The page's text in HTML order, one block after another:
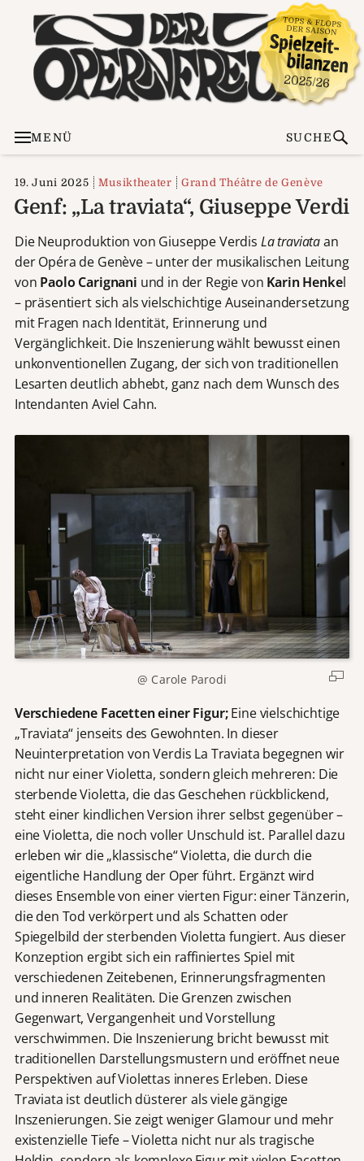
MENÜ SUCHE
19. Juni 2025 Musiktheater Grand Théâtre de Genève
Genf: „La traviata“, Giuseppe Verdi
Die Neuproduktion von Giuseppe Verdis La traviataan
der Opéra de Genève – unter der musikalischen Leitung
von Paolo Carignani und in der Regie von Karin Henkel
– präsentiert sich als vielschichtige Auseinandersetzung
mit Fragen nach Identität, Erinnerung und
Vergänglichkeit. Die Inszenierung wählt bewusst einen
unkonventionellen Zugang, der sich von traditionellen
Lesarten deutlich abhebt, ganz nach dem Wunsch des
Intendanten Aviel Cahn.
@ Carole Parodi
Verschiedene Facetten einer Figur;Eine vielschichtige
„Traviata“ jenseits des Gewohnten. In dieser
Neuinterpretation von Verdis La Traviata begegnen wir
nicht nur einer Violetta, sondern gleich mehreren: Die
sterbende Violetta, die das Geschehen rückblickend,
steht einer kindlichen Version ihrer selbst gegenüber –
eine Violetta, die noch voller Unschuld ist. Parallel dazu
erleben wir die „klassische“ Violetta, die durch die
eigentliche Handlung der Oper führt. Ergänzt wird
dieses Ensemble von einer vierten Figur: einer Tänzerin,
die den Tod verkörpert und als Schatten oder
Spiegelbild der sterbenden Violetta fungiert. Aus dieser
Konzeption ergibt sich ein raffiniertes Spiel mit
verschiedenen Zeitebenen, Erinnerungsfragmenten
und inneren Realitäten. Die Grenzen zwischen
Gegenwart, Vergangenheit und Vorstellung
verschwimmen. Die Inszenierung bricht bewusst mit
traditionellen Darstellungsmustern und eröffnet neue
Perspektiven auf Violettas inneres Erleben. Diese
Traviata ist deutlich düsterer als viele gängige
Inszenierungen. Sie zeigt weniger Glamour und mehr
existenzielle Tiefe – Violetta nicht nur als tragische